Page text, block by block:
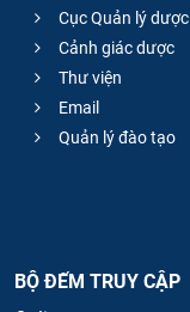
Cục Quản lý dược
Cảnh giác dược
Thư viện
Email
Quản lý đào tạo
BỘ ĐẾM TRUY CẬP